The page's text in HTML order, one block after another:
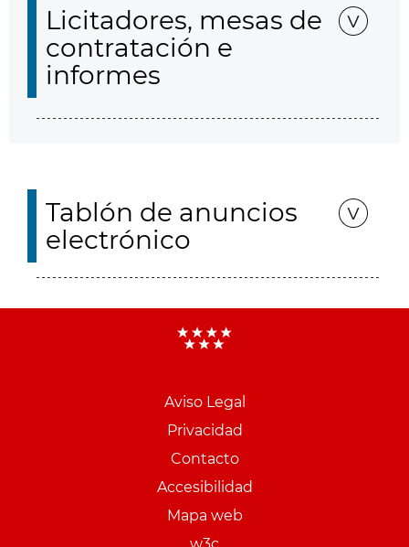
Licitadores, mesas de
contratación e
informes
Tablón de anuncios
electrónico
Aviso Legal
Privacidad
Contacto
Accesibilidad
Mapa web